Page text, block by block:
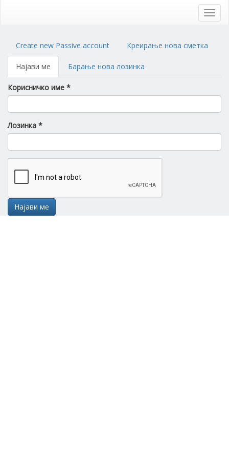
Primary
tabs
Create new Passive account Креирање нова сметка
Најави ме (activeБарање нова лозинка
Корисничко име *
Лозинка *
Најави ме